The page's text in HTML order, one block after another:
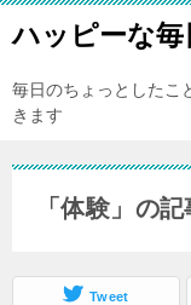
ハッピーな毎
毎日のちょっとしたこ
きます
「体験」の
Tweet